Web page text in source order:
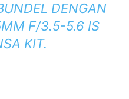
DENGAN
F/3.5-5.6 IS
KIT.